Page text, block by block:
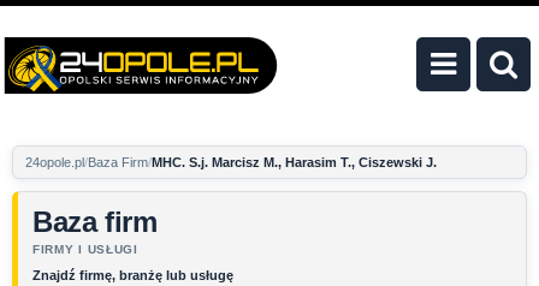
24opole.pl Baza Firm MHC. S.j. Marcisz M., Harasim T., Ciszewski J.
Baza firm
FIRMY I USŁUGI
Znajdź firmę, branżę lub usługę